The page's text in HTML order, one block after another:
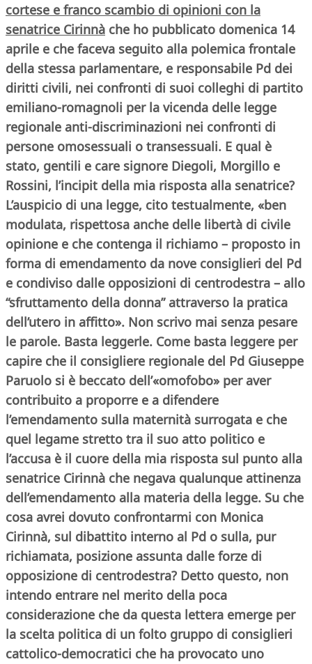
cortese e franco scambio di opinioni con la
senatrice Cirinnà che ho pubblicato domenica 14
aprile e che faceva seguito alla polemica frontale
della stessa parlamentare, e responsabile Pd dei
diritti civili, nei confronti di suoi colleghi di partito
emiliano-romagnoli per la vicenda delle legge
regionale anti-discriminazioni nei confronti di
persone omosessuali o transessuali. E qual è
stato, gentili e care signore Diegoli, Morgillo e
Rossini, l’incipit della mia risposta alla senatrice?
L’auspicio di una legge, cito testualmente, «ben
modulata, rispettosa anche delle libertà di civile
opinione e che contenga il richiamo – proposto in
forma di emendamento da nove consiglieri del Pd
e condiviso dalle opposizioni di centrodestra – allo
“sfruttamento della donna” attraverso la pratica
dell’utero in affitto». Non scrivo mai senza pesare
le parole. Basta leggerle. Come basta leggere per
capire che il consigliere regionale del Pd Giuseppe
Paruolo si è beccato dell’«omofobo» per aver
contribuito a proporre e a difendere
l’emendamento sulla maternità surrogata e che
quel legame stretto tra il suo atto politico e
l’accusa è il cuore della mia risposta sul punto alla
senatrice Cirinnà che negava qualunque attinenza
dell’emendamento alla materia della legge. Su che
cosa avrei dovuto confrontarmi con Monica
Cirinnà, sul dibattito interno al Pd o sulla, pur
richiamata, posizione assunta dalle forze di
opposizione di centrodestra? Detto questo, non
intendo entrare nel merito della poca
considerazione che da questa lettera emerge per
la scelta politica di un folto gruppo di consiglieri
cattolico-democratici che ha provocato uno